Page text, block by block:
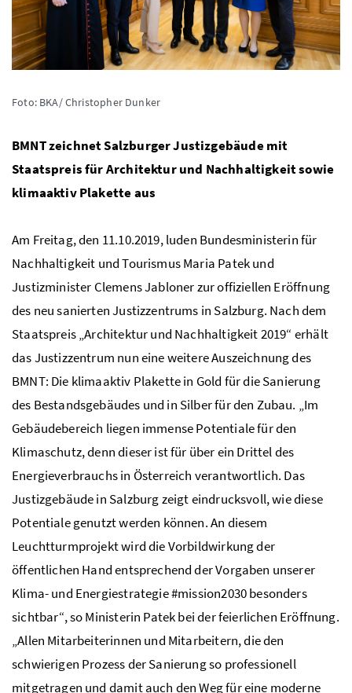
Foto: BKA/ Christopher Dunker
BMNT zeichnet Salzburger Justizgebäude mit
Staatspreis für Architektur und Nachhaltigkeit sowie
klimaaktiv Plakette aus
Am Freitag, den 11.10.2019, luden Bundesministerin für
Nachhaltigkeit und Tourismus Maria Patek und
Justizminister Clemens Jabloner zur offiziellen Eröffnung
des neu sanierten Justizzentrums in Salzburg. Nach dem
Staatspreis „Architektur und Nachhaltigkeit 2019“ erhält
das Justizzentrum nun eine weitere Auszeichnung des
BMNT: Die klimaaktiv Plakette in Gold für die Sanierung
des Bestandsgebäudes und in Silber für den Zubau. „Im
Gebäudebereich liegen immense Potentiale für den
Klimaschutz, denn dieser ist für über ein Drittel des
Energieverbrauchs in Österreich verantwortlich. Das
Justizgebäude in Salzburg zeigt eindrucksvoll, wie diese
Potentiale genutzt werden können. An diesem
Leuchtturmprojekt wird die Vorbildwirkung der
öffentlichen Hand entsprechend der Vorgaben unserer
Klima- und Energiestrategie #mission2030 besonders
sichtbar“, so Ministerin Patek bei der feierlichen Eröffnung.
„Allen Mitarbeiterinnen und Mitarbeitern, die den
schwierigen Prozess der Sanierung so professionell
mitgetragen und damit auch den Weg für eine moderne